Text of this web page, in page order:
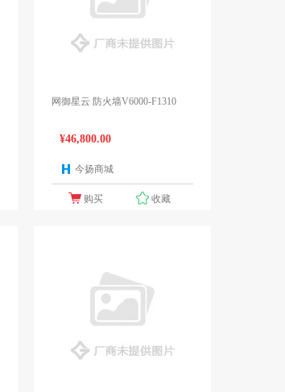
网御星云 防火墙V6000-F1310
¥46,800.00
今扬商城
购买 收藏